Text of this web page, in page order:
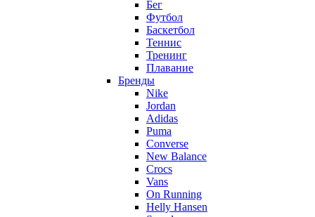
Бег
Футбол
Баскетбол
Теннис
Тренинг
Плавание
Бренды
Nike
Jordan
Adidas
Puma
Converse
New Balance
Crocs
Vans
On Running
Helly Hansen